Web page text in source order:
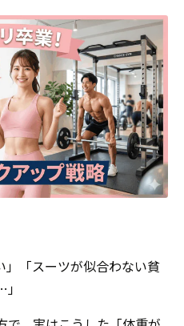
」「スーツが似合わない貧